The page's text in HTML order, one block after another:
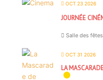
OCT 23 2026
JOURNÉE
Salle des
OCT 31 2026
LA